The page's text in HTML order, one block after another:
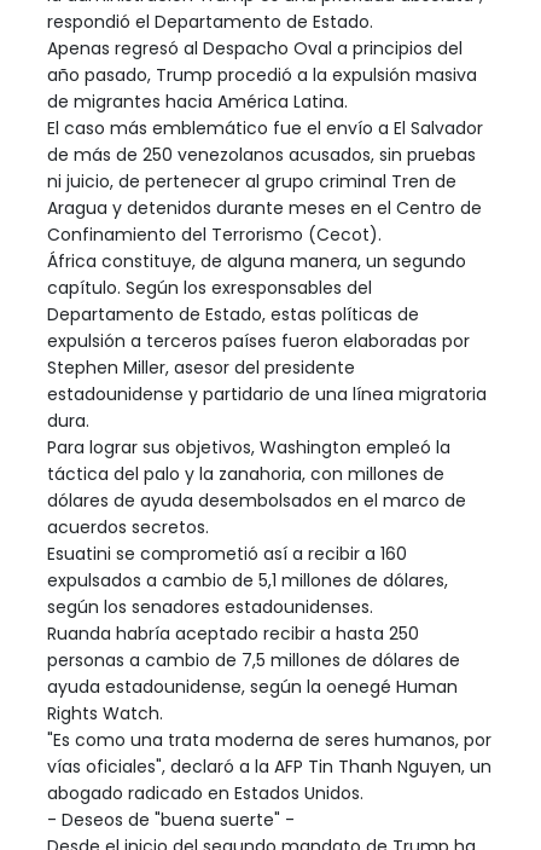
respondió el Departamento de Estado.
Apenas regresó al Despacho Oval a principios del
año pasado, Trump procedió a la expulsión masiva
de migrantes hacia América Latina.
El caso más emblemático fue el envío a El Salvador
de más de 250 venezolanos acusados, sin pruebas
ni juicio, de pertenecer al grupo criminal Tren de
Aragua y detenidos durante meses en el Centro de
Confinamiento del Terrorismo (Cecot).
África constituye, de alguna manera, un segundo
capítulo. Según los exresponsables del
Departamento de Estado, estas políticas de
expulsión a terceros países fueron elaboradas por
Stephen Miller, asesor del presidente
estadounidense y partidario de una línea migratoria
dura.
Para lograr sus objetivos, Washington empleó la
táctica del palo y la zanahoria, con millones de
dólares de ayuda desembolsados en el marco de
acuerdos secretos.
Esuatini se comprometió así a recibir a 160
expulsados a cambio de 5,1 millones de dólares,
según los senadores estadounidenses.
Ruanda habría aceptado recibir a hasta 250
personas a cambio de 7,5 millones de dólares de
ayuda estadounidense, según la oenegé Human
Rights Watch.
"Es como una trata moderna de seres humanos, por
vías oficiales", declaró a la AFP Tin Thanh Nguyen, un
abogado radicado en Estados Unidos.
- Deseos de "buena suerte" -